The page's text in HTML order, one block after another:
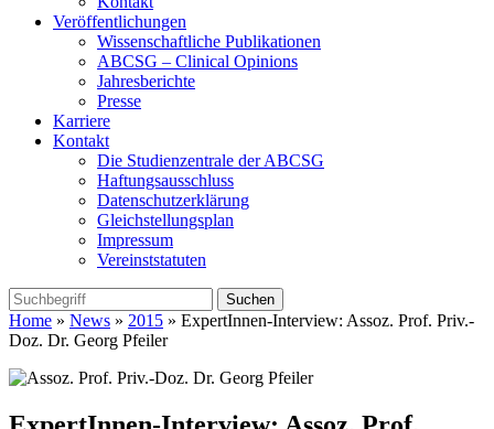
Veröffentlichungen
Wissenschaftliche Publikationen
ABCSG – Clinical Opinions
Jahresberichte
Presse
Karriere
Kontakt
Die Studienzentrale der ABCSG
Haftungsausschluss
Datenschutzerklärung
Gleichstellungsplan
Impressum
Vereinststatuten
Home » News » 2015 » ExpertInnen-Interview: Assoz. Prof. Priv.-
Doz. Dr. Georg Pfeiler